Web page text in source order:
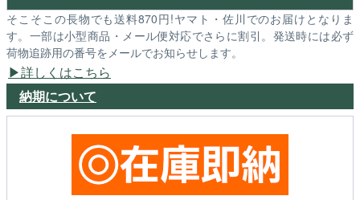
そこそこの長物でも送料870円!ヤマト・佐川でのお届けとなりま
す。一部は小型商品・メール便対応でさらに割引。発送時には必ず
荷物追跡用の番号をメールでお知らせします。
詳しくはこちら
納期について